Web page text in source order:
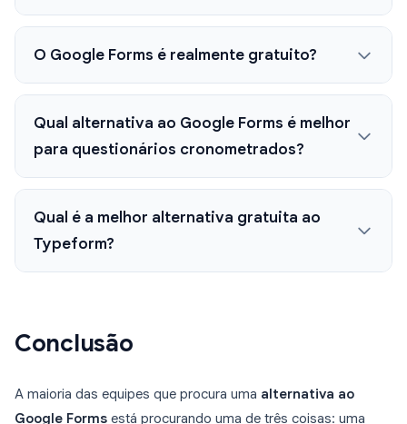
O Google Forms é realmente gratuito?
Qual alternativa ao Google Forms é melhor
para questionários cronometrados?
Qual é a melhor alternativa gratuita ao
Typeform?
Conclusão
A maioria das equipes que procura uma alternativa ao
Google Forms está procurando uma de três coisas: uma